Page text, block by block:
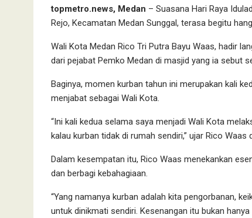
topmetro.news, Medan – Suasana Hari Raya
Rejo, Kecamatan Medan Sunggal, terasa begitu
Wali Kota Medan Rico Tri Putra Bayu Waas, hadir
dari pejabat Pemko Medan di masjid yang ia sebut
Baginya, momen kurban tahun ini merupakan kali
menjabat sebagai Wali Kota.
“Ini kali kedua selama saya menjadi Wali Kota
kalau kurban tidak di rumah sendiri,” ujar Rico Waas
Dalam kesempatan itu, Rico Waas menekankan
dan berbagi kebahagiaan.
“Yang namanya kurban adalah kita pengorbanan,
untuk dinikmati sendiri. Kesenangan itu bukan